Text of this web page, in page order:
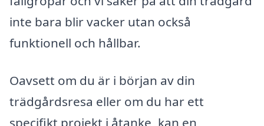
inte bara blir vacker utan också
funktionell och hållbar.
Oavsett om du är i början av din
trädgårdsresa eller om du har ett
specifikt projekt i åtanke, kan en